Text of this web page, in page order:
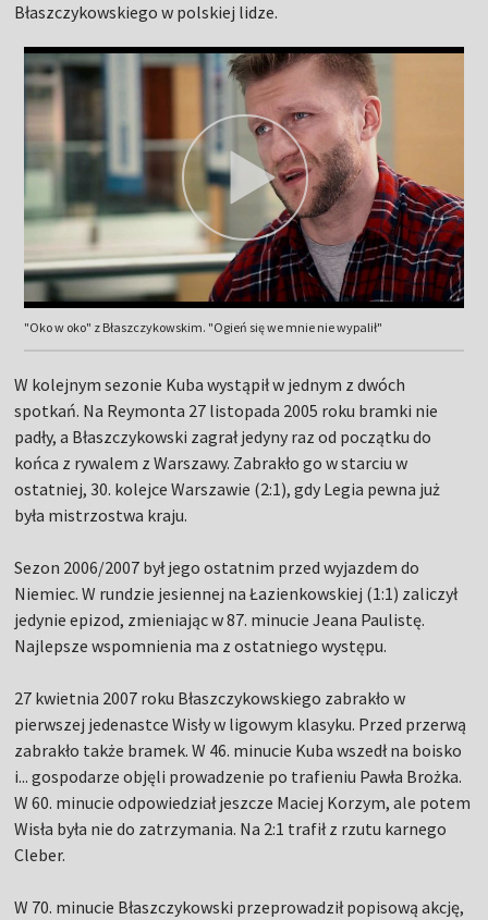
Błaszczykowskiego w polskiej lidze.
"Oko w oko" z Błaszczykowskim. "Ogień się we mnie nie wypalił"
W kolejnym sezonie Kuba wystąpił w jednym z dwóch
spotkań. Na Reymonta 27 listopada 2005 roku bramki nie
padły, a Błaszczykowski zagrał jedyny raz od początku do
końca z rywalem z Warszawy. Zabrakło go w starciu w
ostatniej, 30. kolejce Warszawie (2:1), gdy Legia pewna już
była mistrzostwa kraju.
Sezon 2006/2007 był jego ostatnim przed wyjazdem do
Niemiec. W rundzie jesiennej na Łazienkowskiej (1:1) zaliczył
jedynie epizod, zmieniając w 87. minucie Jeana Paulistę.
Najlepsze wspomnienia ma z ostatniego występu.
27 kwietnia 2007 roku Błaszczykowskiego zabrakło w
pierwszej jedenastce Wisły w ligowym klasyku. Przed przerwą
zabrakło także bramek. W 46. minucie Kuba wszedł na boisko
i... gospodarze objęli prowadzenie po trafieniu Pawła Brożka.
W 60. minucie odpowiedział jeszcze Maciej Korzym, ale potem
Wisła była nie do zatrzymania. Na 2:1 trafił z rzutu karnego
Cleber.
W 70. minucie Błaszczykowski przeprowadził popisową akcję,